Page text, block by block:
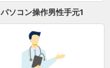
パソコン操作男性手元1